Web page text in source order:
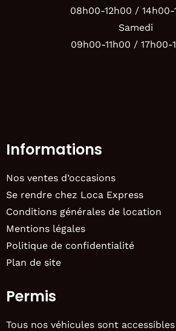
08h00-12h00 / 14h00-
Samedi
09h00-11h00 / 17h00-
Informations
Nos ventes d’occasions
Se rendre chez Loca Express
Conditions générales de location
Mentions légales
Politique de confidentialité
Plan de site
Permis
Tous nos véhicules sont